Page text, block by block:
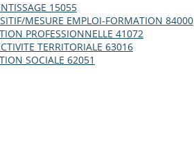
15055
MESURE EMPLOI-FORMATION 84000
PROFESSIONNELLE 41072
TERRITORIALE 63016
SOCIALE 62051